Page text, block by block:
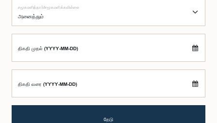
சமூகமளித்தார்/சமூகமளிக்கவில்லை
திகதி முதல் (YYYY-MM-DD)
திகதி வரை (YYYY-MM-DD)
தேடு